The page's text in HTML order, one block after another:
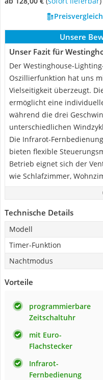
Unsere
Unser Fazit für
Der Westinghouse-
Oszillierfunktion hat uns
Vielseitigkeit überzeugt.
ermöglicht eine
während die drei
unterschiedlichen
Die Infrarot-
bieten flexible
Betrieb eignet sich der
wie Schlafzimmer,
Technische Details
Modell
Timer-Funktion
Nachtmodus
Vorteile
programmierbare
Zeitschaltuhr
mit Euro-
Flachstecker
Infrarot-
Fernbedienung